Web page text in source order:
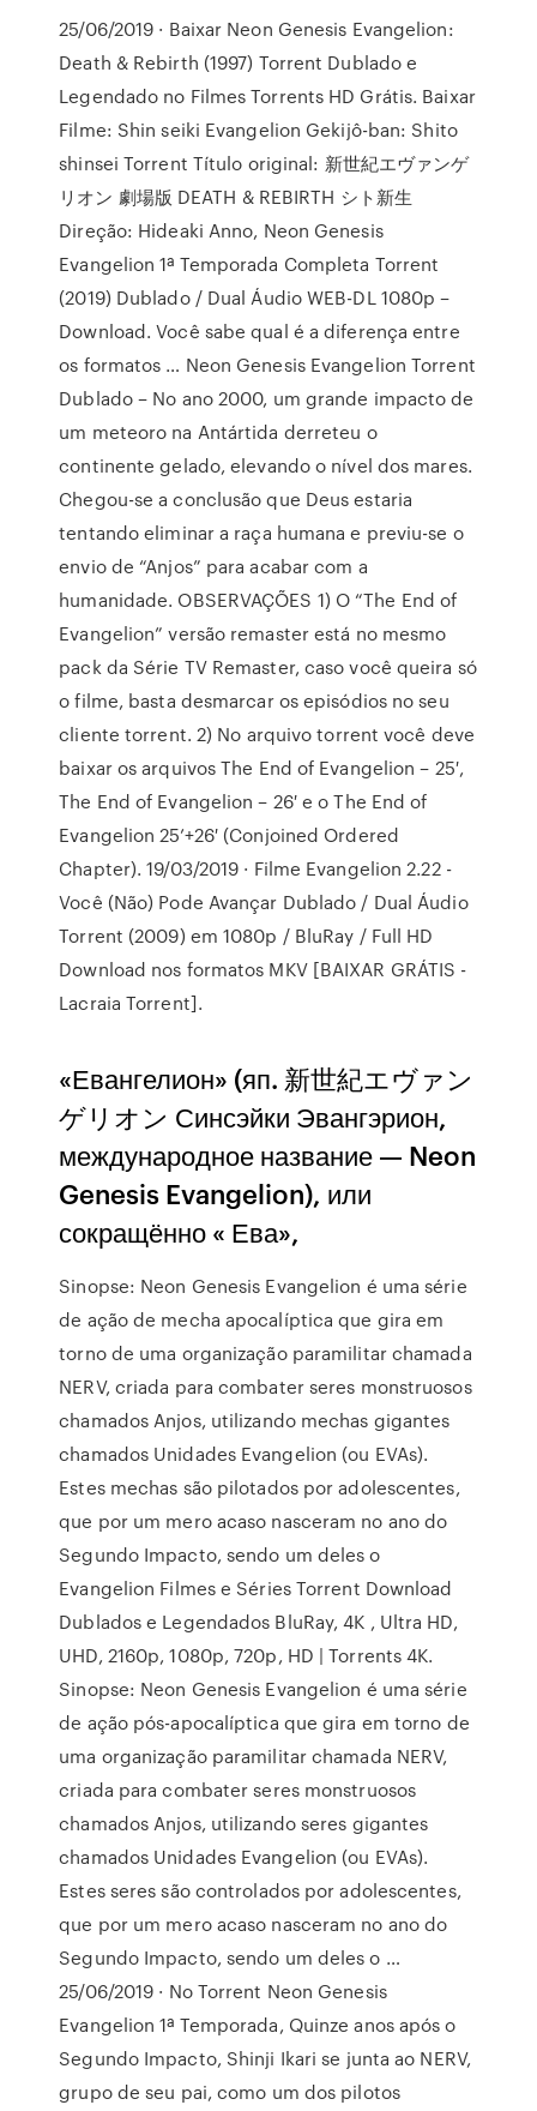
25/06/2019 · Baixar Neon Genesis Evangelion:
Death & Rebirth (1997) Torrent Dublado e
Legendado no Filmes Torrents HD Grátis. Baixar
Filme: Shin seiki Evangelion Gekijô-ban: Shito
shinsei Torrent Título original: 新世紀エヴァンゲ
リオン 劇場版 DEATH & REBIRTH シト新生
Direção: Hideaki Anno, Neon Genesis
Evangelion 1ª Temporada Completa Torrent
(2019) Dublado / Dual Áudio WEB-DL 1080p –
Download. Você sabe qual é a diferença entre
os formatos … Neon Genesis Evangelion Torrent
Dublado – No ano 2000, um grande impacto de
um meteoro na Antártida derreteu o
continente gelado, elevando o nível dos mares.
Chegou-se a conclusão que Deus estaria
tentando eliminar a raça humana e previu-se o
envio de “Anjos” para acabar com a
humanidade. OBSERVAÇÕES 1) O “The End of
Evangelion” versão remaster está no mesmo
pack da Série TV Remaster, caso você queira só
o filme, basta desmarcar os episódios no seu
cliente torrent. 2) No arquivo torrent você deve
baixar os arquivos The End of Evangelion – 25′,
The End of Evangelion – 26′ e o The End of
Evangelion 25’+26′ (Conjoined Ordered
Chapter). 19/03/2019 · Filme Evangelion 2.22 -
Você (Não) Pode Avançar Dublado / Dual Áudio
Torrent (2009) em 1080p / BluRay / Full HD
Download nos formatos MKV [BAIXAR GRÁTIS -
Lacraia Torrent].
«Евангелион» (яп. 新世紀エヴァン
ゲリオン Синсэйки Эвангэрион,
международное название — Neon
Genesis Evangelion), или
сокращённо « Ева»,
Sinopse: Neon Genesis Evangelion é uma série
de ação de mecha apocalíptica que gira em
torno de uma organização paramilitar chamada
NERV, criada para combater seres monstruosos
chamados Anjos, utilizando mechas gigantes
chamados Unidades Evangelion (ou EVAs).
Estes mechas são pilotados por adolescentes,
que por um mero acaso nasceram no ano do
Segundo Impacto, sendo um deles o
Evangelion Filmes e Séries Torrent Download
Dublados e Legendados BluRay, 4K , Ultra HD,
UHD, 2160p, 1080p, 720p, HD | Torrents 4K.
Sinopse: Neon Genesis Evangelion é uma série
de ação pós-apocalíptica que gira em torno de
uma organização paramilitar chamada NERV,
criada para combater seres monstruosos
chamados Anjos, utilizando seres gigantes
chamados Unidades Evangelion (ou EVAs).
Estes seres são controlados por adolescentes,
que por um mero acaso nasceram no ano do
Segundo Impacto, sendo um deles o …
25/06/2019 · No Torrent Neon Genesis
Evangelion 1ª Temporada, Quinze anos após o
Segundo Impacto, Shinji Ikari se junta ao NERV,
grupo de seu pai, como um dos pilotos